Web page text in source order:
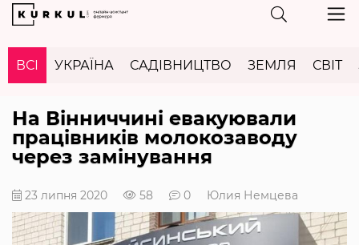
ВСІ УКРАЇНА САДІВНИЦТВО ЗЕМЛЯ СВІТ
На Вінниччині евакуювали
працівників молокозаводу
через замінування
23 липня 2020 58 0 Юлия Немцева